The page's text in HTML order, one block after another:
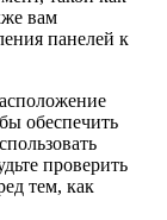
вам
панелей к
обеспечить
проверить
тем, как